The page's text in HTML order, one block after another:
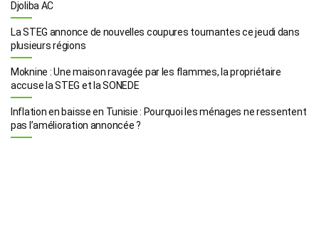
Djoliba AC
La STEG annonce de nouvelles coupures tournantes ce jeudi dans
plusieurs régions
Moknine : Une maison ravagée par les flammes, la propriétaire
accuse la STEG et la SONEDE
Inflation en baisse en Tunisie : Pourquoi les ménages ne ressentent
pas l’amélioration annoncée ?